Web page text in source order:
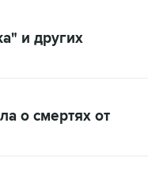
и других
о смертях от